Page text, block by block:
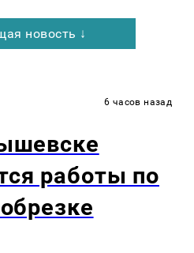
новость ↓
6 часов назад
работы по